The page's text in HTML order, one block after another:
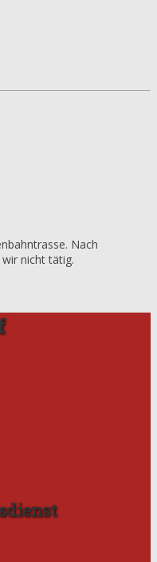
Nach
nicht tätig.